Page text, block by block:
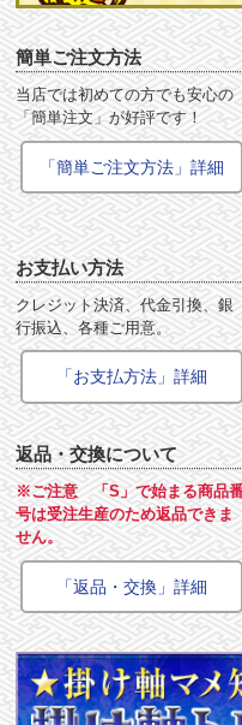
簡単ご注文方法
当店では初めての方でも安心の
「簡単注文」が好評です！
「簡単ご注文方法」詳細
お支払い方法
クレジット決済、代金引換、銀
行振込、各種ご用意。
「お支払方法」詳細
返品・交換について
※ご注意 「S」で始まる商品
号は受注生産のため返品できま
せん。
「返品・交換」詳細